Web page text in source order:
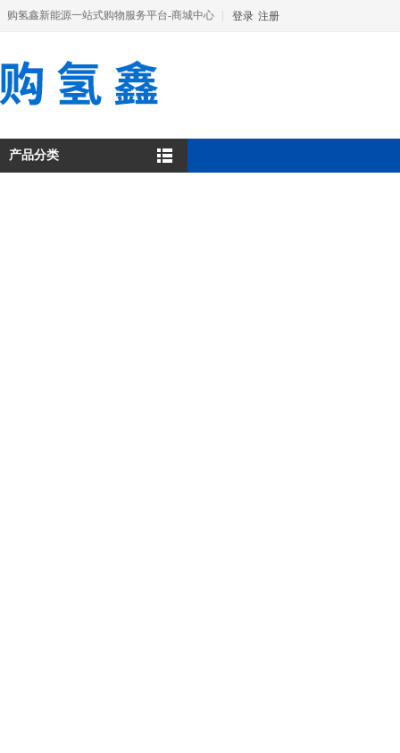
购氢鑫新能源一站式购物服务平台-商城中心 登录 注册
产品分类